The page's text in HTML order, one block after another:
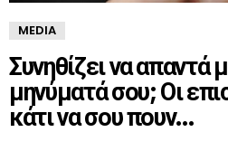
MEDIA
Συνηθίζει να
μηνύματά σου; Οι
κάτι να σου πουν…